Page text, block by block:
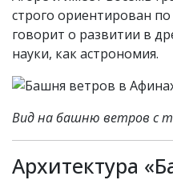
строго ориентирован по
говорит о развитии в
науки, как астрономия.
Вид на башню ветров с
Архитектура